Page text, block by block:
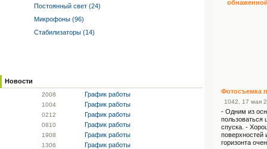
Постоянный свет (24)
Микрофоны (96)
Стабилизаторы (14)
Новости
2008 График работы
1004 График работы
0212 График работы
0810 График работы
1908 График работы
1306 График работы
Фотосъемка
1042 , 17 мая
- Одним из
пользоваться
спуска. -
поверхностей
горизонта